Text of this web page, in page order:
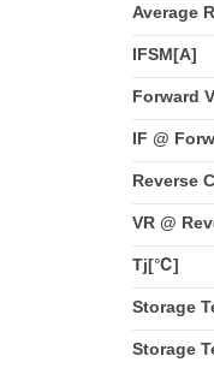
Average
IFSM[A]
Forward
IF @
Reverse
VR @
Tj[℃]
Storage
Storage